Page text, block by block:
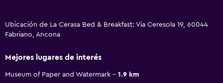
Ubicación de La Cerasa Bed & Breakfast: Via Ceresola 19, 60044
Fabriano, Ancona
Mejores lugares de interés
Museum of Paper and Watermark 1.9 km